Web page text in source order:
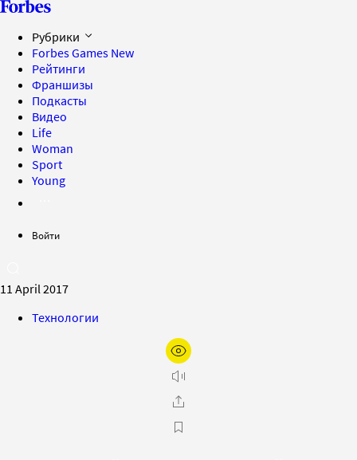
Рубрики
Forbes Games New
Рейтинги
Франшизы
Подкасты
Видео
Life
Woman
Sport
Young
Войти
11 April 2017
Технологии